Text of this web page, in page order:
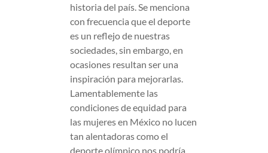
historia del país. Se menciona
con frecuencia que el deporte
es un reflejo de nuestras
sociedades, sin embargo, en
ocasiones resultan ser una
inspiración para mejorarlas.
Lamentablemente las
condiciones de equidad para
las mujeres en México no lucen
tan alentadoras como el
deporte olímpico nos podría